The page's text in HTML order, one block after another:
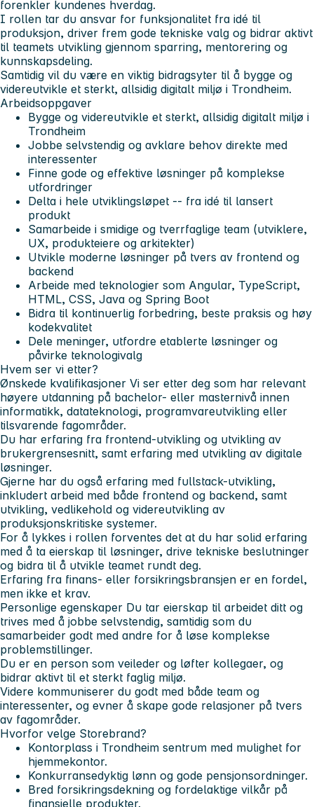
forenkler kundenes hverdag.
I rollen tar du ansvar for funksjonalitet fra idé til
produksjon, driver frem gode tekniske valg og bidrar aktivt
til teamets utvikling gjennom sparring, mentorering og
kunnskapsdeling.
Samtidig vil du være en viktig bidragsyter til å bygge og
videreutvikle et sterkt, allsidig digitalt miljø i Trondheim.
Arbeidsoppgaver
Bygge og videreutvikle et sterkt, allsidig digitalt miljø i
Trondheim
Jobbe selvstendig og avklare behov direkte med
interessenter
Finne gode og effektive løsninger på komplekse
utfordringer
Delta i hele utviklingsløpet -- fra idé til lansert
produkt
Samarbeide i smidige og tverrfaglige team (utviklere,
UX, produkteiere og arkitekter)
Utvikle moderne løsninger på tvers av frontend og
backend
Arbeide med teknologier som Angular, TypeScript,
HTML, CSS, Java og Spring Boot
Bidra til kontinuerlig forbedring, beste praksis og høy
kodekvalitet
Dele meninger, utfordre etablerte løsninger og
påvirke teknologivalg
Hvem ser vi etter?
Ønskede kvalifikasjoner Vi ser etter deg som har relevant
høyere utdanning på bachelor- eller masternivå innen
informatikk, datateknologi, programvareutvikling eller
tilsvarende fagområder.
Du har erfaring fra frontend-utvikling og utvikling av
brukergrensesnitt, samt erfaring med utvikling av digitale
løsninger.
Gjerne har du også erfaring med fullstack-utvikling,
inkludert arbeid med både frontend og backend, samt
utvikling, vedlikehold og videreutvikling av
produksjonskritiske systemer.
For å lykkes i rollen forventes det at du har solid erfaring
med å ta eierskap til løsninger, drive tekniske beslutninger
og bidra til å utvikle teamet rundt deg.
Erfaring fra finans- eller forsikringsbransjen er en fordel,
men ikke et krav.
Personlige egenskaper Du tar eierskap til arbeidet ditt og
trives med å jobbe selvstendig, samtidig som du
samarbeider godt med andre for å løse komplekse
problemstillinger.
Du er en person som veileder og løfter kollegaer, og
bidrar aktivt til et sterkt faglig miljø.
Videre kommuniserer du godt med både team og
interessenter, og evner å skape gode relasjoner på tvers
av fagområder.
Hvorfor velge Storebrand?
Kontorplass i Trondheim sentrum med mulighet for
hjemmekontor.
Konkurransedyktig lønn og gode pensjonsordninger.
Bred forsikringsdekning og fordelaktige vilkår på
finansielle produkter.